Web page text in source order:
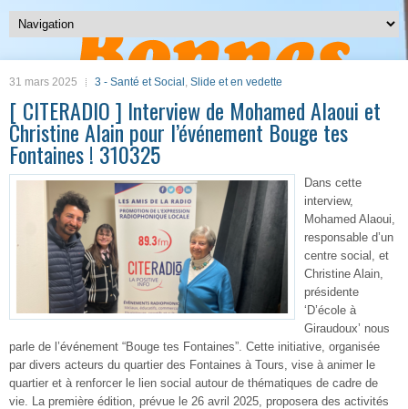
31 mars 2025 3 - Santé et Social , Slide et en vedette
[ CITERADIO ] Interview de Mohamed Alaoui et
Christine Alain pour l’événement Bouge tes
Fontaines ! 310325
Dans cette
interview,
Mohamed Alaoui,
responsable d’un
centre social, et
Christine Alain,
présidente
‘D’école à
Giraudoux’ nous
parle de l’événement “Bouge tes Fontaines”. Cette initiative, organisée
par divers acteurs du quartier des Fontaines à Tours, vise à animer le
quartier et à renforcer le lien social autour de thématiques de cadre de
vie. La première édition, prévue le 26 avril 2025, proposera des activités